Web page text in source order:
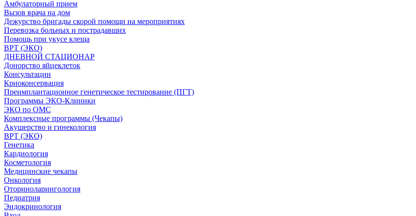
Амбулаторный прием
Вызов врача на дом
Дежурство бригады скорой помощи на мероприятиях
Перевозка больных и пострадавших
Помощь при укусе клеща
ВРТ (ЭКО)
ДНЕВНОЙ СТАЦИОНАР
Донорство яйцеклеток
Консультации
Криоконсервация
Преимплантационное генетическое тестирование (ПГТ)
Программы ЭКО-Клиники
ЭКО по ОМС
Комплексные программы (Чекапы)
Акушерство и гинекология
ВРТ (ЭКО)
Генетика
Кардиология
Косметология
Медицинские чекапы
Онкология
Оториноларингология
Педиатрия
Эндокринология